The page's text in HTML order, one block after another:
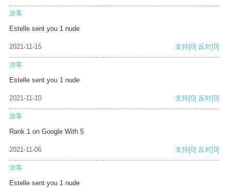
游客
Estelle sent you 1 nude
2021-11-15 支持[0] 反对[0]
游客
Estelle sent you 1 nude
2021-11-10 支持[0] 反对[0]
游客
Rank 1 on Google With 5
2021-11-06 支持[0] 反对[0]
游客
Estelle sent you 1 nude